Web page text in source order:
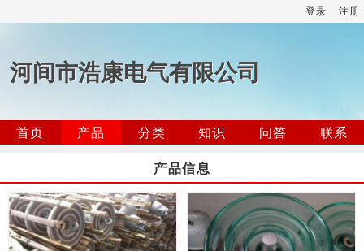
登录 注册
河间市浩康电气有限公司
首页 产品 分类 知识 问答
联系
产品信息